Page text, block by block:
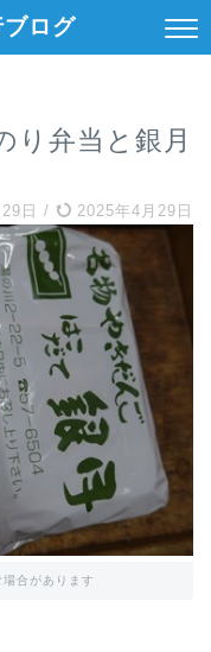
ログ
り弁当と銀月
日 / 2025年4月29日
合があります